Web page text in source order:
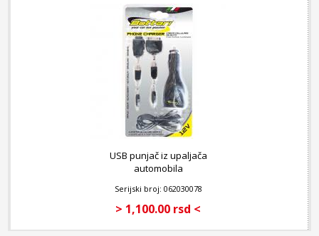
USB punjač iz upaljača
automobila
Serijski broj: 062030078
> 1,100.00 rsd <